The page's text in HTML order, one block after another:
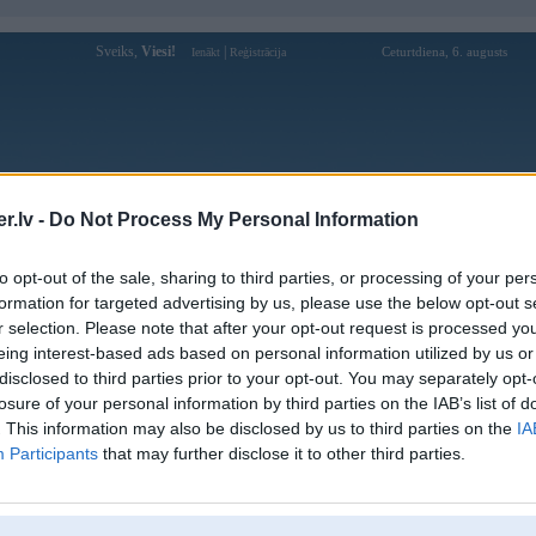
- Do Not Process My Personal Information
opt-out of the sale, sharing to third parties, or processing of your
for targeted advertising by us, please use the below opt-out
selection. Please note that after your opt-out request is processed
interest-based ads based on personal information utilized by us
to third parties prior to your opt-out. You may separately
of your personal information by third parties on the IAB’s list of
This information may also be disclosed by us to third parties on the
Participants that may further disclose it to other third parties.
Sveiks, Viesi! Ienākt Reģistrācija Ceturtdiena, 6. augusts
Forums Galerijas Reģistrācija Lietotāji
Lietotāja cryt4x profils
Pēdējo reizi manīts: 15. Jul 2024, 16:03
Lietotājvārds:
cryt4x
Ziņojumi forumā:
6
[Pēdējie ziņojumi forumā]